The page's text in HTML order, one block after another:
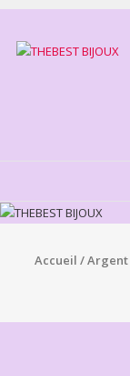
Aller
contenu
Accueil /Argent